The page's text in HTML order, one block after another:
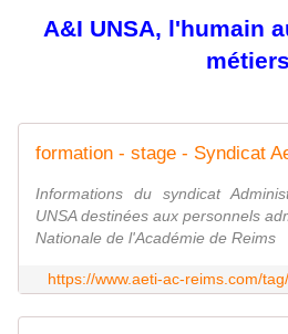
A&I UNSA, l'humain
métiers
Informations du syndicat
UNSA destinées aux personnels
Nationale de l'Académie de Reims
https://www.aeti-ac-reims.com/